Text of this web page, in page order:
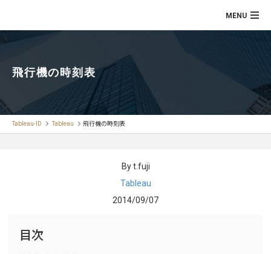
飛行機の時刻表
Tableau-ID Tableau 飛行機の時刻表
By t.fuji
Tableau
2014/09/07
目次